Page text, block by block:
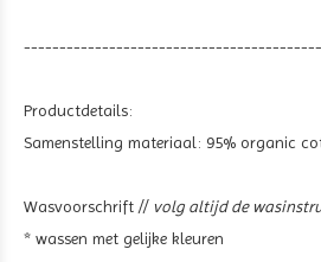
------------------------------------------
Productdetails:
Samenstelling materiaal: 95% organic
Wasvoorschrift // volg altijd de
* wassen met gelijke kleuren